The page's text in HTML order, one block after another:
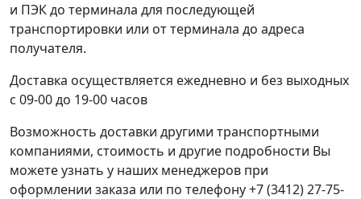
и ПЭК до терминала для последующей
транспортировки или от терминала до адреса
получателя.
Доставка осуществляется ежедневно и без выходных
с 09-00 до 19-00 часов
Возможность доставки другими транспортными
компаниями, стоимость и другие подробности Вы
можете узнать у наших менеджеров при
оформлении заказа или по телефону +7 (3412) 27-75-